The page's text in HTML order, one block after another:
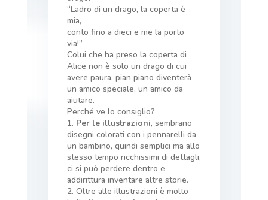
“Ladro di un drago, la coperta è
mia,
conto fino a dieci e me la porto
via!”
Colui che ha preso la coperta di
Alice non è solo un drago di cui
avere paura, pian piano diventerà
un amico speciale, un amico da
aiutare.
Perché ve lo consiglio?
1. Per le illustrazioni, sembrano
disegni colorati con i pennarelli da
un bambino, quindi semplici ma allo
stesso tempo ricchissimi di dettagli,
ci si può perdere dentro e
addirittura inventare altre storie.
2. Oltre alle illustrazioni è molto